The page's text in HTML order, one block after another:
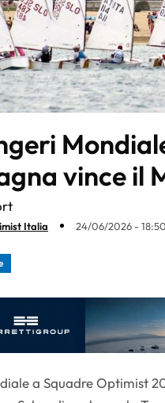
vince il
Italia 24/06/2026 - 18:50
a Squadre Optimist